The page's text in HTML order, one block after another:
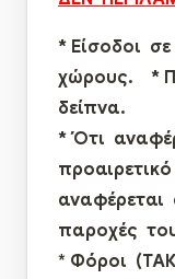
* Είσοδοι
χώρους. *
δείπνα.
* Ότι
παροχές
* Φόροι